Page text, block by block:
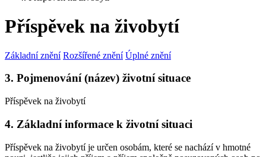
Příspěvek na živobytí
Základní znění Rozšířené znění Úplné znění
3. Pojmenování (název) životní situace
Příspěvek na živobytí
4. Základní informace k životní situaci
Příspěvek na živobytí je určen osobám, které se nachází v hmotné